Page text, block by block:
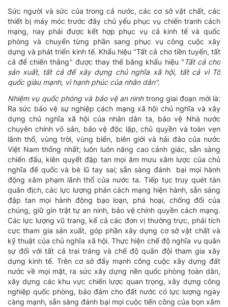
Sức người và sức của trong cả nước, các cơ sở vật chất, các
thiết bị máy móc trước đây chủ yếu phục vụ chiến tranh cách
mạng, nay phải được kết hợp phục vụ cả kinh tế và quốc
phòng và chuyển từng phần sang phục vụ công cuộc xây
dựng và phát triển kinh tế. Khẩu hiệu "Tất cả cho tiền tuyến, tất
cả để chiến thắng" được thay thế bằng khẩu hiệu " Tất cả cho
sản xuất, tất cả để xây dựng chủ nghĩa xã hội, tất cả vì Tổ
quốc giàu mạnh, vì hạnh phúc của nhân dân".
Nhiệm vụ quốc phòng và bảo vệ an ninhtrong giai đoạn mới là:
Ra sức bảo vệ sự nghiệp cách mạng xã hội chủ nghĩa và xây
dựng chủ nghĩa xã hội của nhân dân ta, bảo vệ Nhà nước
chuyên chính vô sản, bảo vệ độc lập, chủ quyền và toàn vẹn
lãnh thổ, vùng trời, vùng biển, biên giới và hải đảo của nước
Việt Nam thống nhất; luôn luôn nâng cao cảnh giác, sẵn sàng
chiến đấu, kiên quyết đập tan mọi âm mưu xâm lược của chủ
nghĩa đế quốc và bè lũ tay sai; sẵn sàng đánh bại mọi hành
động xâm phạm lãnh thổ của nước ta. Tiếp tục truy quét tàn
quân địch, các lực lượng phản cách mạng hiện hành, sẵn sàng
đập tan mọi hành động bạo loạn, phá hoại, chống đối của
chúng, giữ gìn trật tự an ninh, bảo vệ chính quyền cách mạng.
Các lực lượng vũ trang, kể cả các đơn vị thường trực, phải tích
cực tham gia sản xuất, góp phần xây dựng cơ sở vật chất và
kỹ thuật của chủ nghĩa xã hội. Thực hiện chế độ nghĩa vụ quân
sự đối với tất cả trai tráng và chế độ quân đội tham gia xây
dựng kinh tế. Trên cơ sở đẩy mạnh công cuộc xây dựng đất
nước về mọi mặt, ra sức xây dựng nền quốc phòng toàn dân,
xây dựng các khu vực chiến lược quan trọng, xây dựng công
nghiệp quốc phòng, bảo đảm cho đất nước có lực lượng ngày
càng mạnh, sẵn sàng đánh bại mọi cuộc tiến công của bọn xâm